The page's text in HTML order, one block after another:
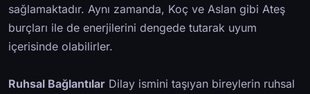
sağlamaktadır. Aynı zamanda, Koç ve Aslan gibi Ateş
burçları ile de enerjilerini dengede tutarak uyum
içerisinde olabilirler.
Ruhsal Bağlantılar Dilay ismini taşıyan bireylerin ruhsal